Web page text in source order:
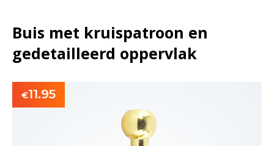
Buis met kruispatroon en
gedetailleerd oppervlak
€11.95